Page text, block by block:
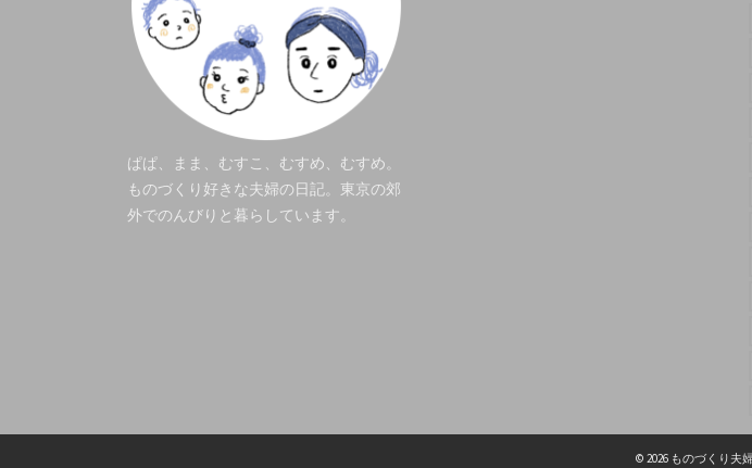
ぱぱ、まま、むすこ、むすめ、むすめ。
ものづくり好きな夫婦の日記。東京の郊
外でのんびりと暮らしています。
© 2026 ものづくり夫